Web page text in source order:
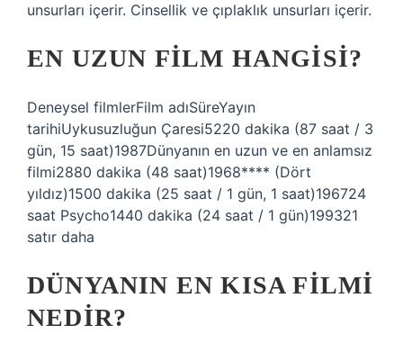
unsurları içerir. Cinsellik ve çıplaklık unsurları içerir.
EN UZUN FILM HANGISI?
Deneysel filmlerFilm adıSüreYayın
tarihiUykusuzluğun Çaresi5220 dakika (87 saat / 3
gün, 15 saat)1987Dünyanın en uzun ve en anlamsız
filmi2880 dakika (48 saat)1968**** (Dört
yıldız)1500 dakika (25 saat / 1 gün, 1 saat)196724
saat Psycho1440 dakika (24 saat / 1 gün)199321
satır daha
DÜNYANIN EN KISA FILMI
NEDIR?